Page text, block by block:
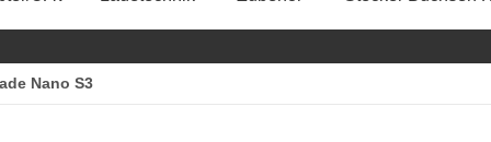
Nano S3